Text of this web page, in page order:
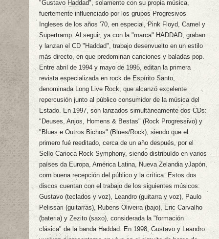
"Gustavo Haddad", solamente con su propia música,
fuertemente influenciado por los grupos Progresivos
Ingleses de los años '70, en especial, Pink Floyd, Camel y
Supertramp. Al seguir, ya con la "rnarca" HADDAD, graban
y lanzan el CD "Haddad", trabajo desenvuelto en un estilo
más directo, en que predominan canciones y baladas pop.
Entre abril de 1994 y mayo de 1995, editan la primera
revista especializada en rock de Espírito Santo,
denominada Long Live Rock, que alcanzó excelente
repercusión junto al público consumidor de la música del
Estado. En 1997, son lanzados simultáneamente dos CDs:
"Deuses, Anjos, Homens & Bestas" (Rock Progressivo) y
"Blues e Outros Bichos" (Blues/Rock), siendo que el
primero fué reeditado, cerca de un año después, por el
Sello Carioca Rock Symphony, siendo distribuído en varios
países da Europa, América Latina, Nueva Zelandia yJapón,
corn buena recepción del público y la crítica. Estos dos
discos cuentan con el trabajo de los siguientes músicos:
Gustavo (teclados y voz), Leandro (guitarra y voz), Paulo
Pelissari (guitarras), Rubens Oliveira (bajo), Eric Carvalho
(bateria) y Zezito (saxo), considerada la "formación
clásica" de la banda Haddad. En 1998, Gustavo y Leandro